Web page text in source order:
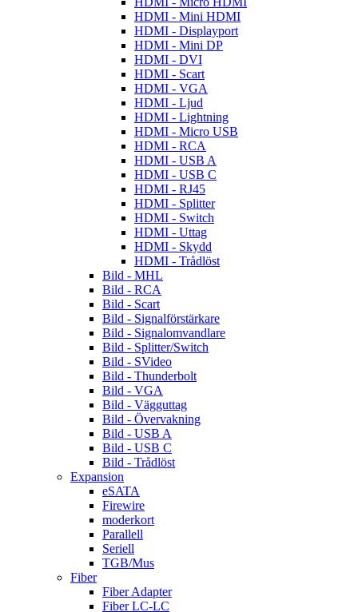
HDMI - Mini HDMI
HDMI - Displayport
HDMI - Mini DP
HDMI - DVI
HDMI - Scart
HDMI - VGA
HDMI - Ljud
HDMI - Lightning
HDMI - Micro USB
HDMI - RCA
HDMI - USB A
HDMI - USB C
HDMI - RJ45
HDMI - Splitter
HDMI - Switch
HDMI - Uttag
HDMI - Skydd
HDMI - Trådlöst
Bild - MHL
Bild - RCA
Bild - Scart
Bild - Signalförstärkare
Bild - Signalomvandlare
Bild - Splitter/Switch
Bild - SVideo
Bild - Thunderbolt
Bild - VGA
Bild - Vägguttag
Bild - Övervakning
Bild - USB A
Bild - USB C
Bild - Trådlöst
Expansion
eSATA
Firewire
moderkort
Parallell
Seriell
TGB/Mus
Fiber
Fiber Adapter
Fiber LC-LC